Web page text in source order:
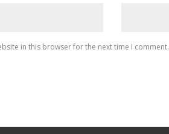
in this browser for the next time I comment.